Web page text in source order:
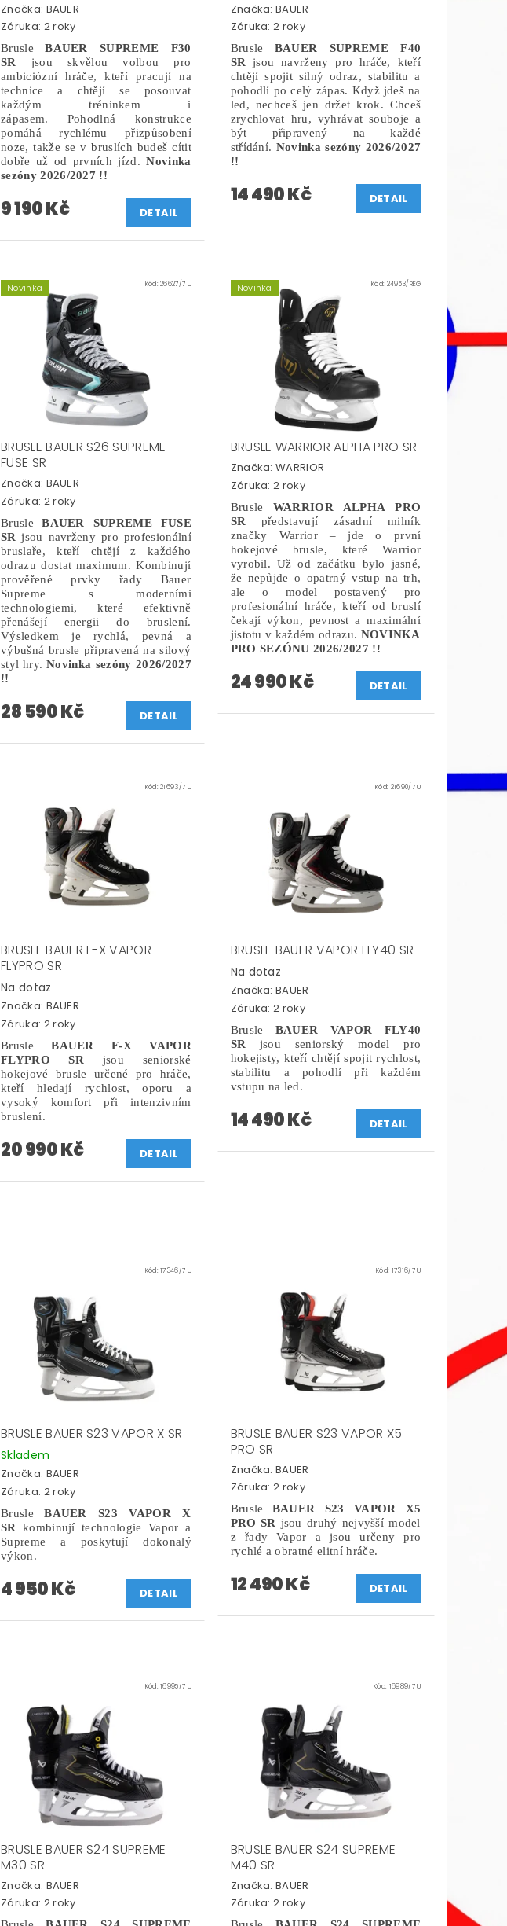
Značka: BAUER
Záruka: 2 roky
BrusleBAUER SUPREME F30
SR jsou skvělou volbou pro
ambiciózní hráče, kteří pracují na
technice a chtějí se posouvat
každým tréninkem i
zápasem. Pohodlná konstrukce
pomáhá rychlému přizpůsobení
noze, takže se v bruslích budeš cítit
dobře už od prvních jízd. Novinka
sezóny 2026/2027 !!
9 190 Kč DETAIL
Značka:BAUER
Záruka: 2 roky
Brusle BAUER SUPREME F40
SR jsou navrženy pro hráče, kteří
chtějí spojit silný odraz, stabilitu a
pohodlí po celý zápas. Když jdeš na
led, nechceš jen držet krok. Chceš
zrychlovat hru, vyhrávat souboje a
být připravený na každé
střídání. Novinka sezóny 2026/2027
!!
14 490 Kč DETAIL
Novinka Kód:26627/7 U
BRUSLE BAUER S26 SUPREME
FUSE SR
Značka: BAUER
Záruka: 2 roky
BrusleBAUER SUPREME FUSE
SR jsou navrženy pro profesionální
bruslaře, kteří chtějí z každého
odrazu dostat maximum. Kombinují
prověřené prvky řady Bauer
Supreme s moderními
technologiemi, které efektivně
přenášejí energii do bruslení.
Výsledkem je rychlá, pevná a
výbušná brusle připravená na silový
styl hry.Novinka sezóny 2026/2027
!!
28 590 Kč DETAIL
Novinka Kód: 24953/REG
BRUSLE WARRIOR ALPHA PRO SR
Značka:WARRIOR
Záruka: 2 roky
Brusle WARRIOR ALPHA PRO
SR představují zásadní milník
značky Warrior – jde o první
hokejové brusle, které Warrior
vyrobil. Už od začátku bylo jasné,
že nepůjde o opatrný vstup na trh,
ale o model postavený pro
profesionální hráče, kteří od bruslí
čekají výkon, pevnost a maximální
jistotu v každém odrazu. NOVINKA
PRO SEZÓNU 2026/2027 !!
24 990 Kč DETAIL
Kód:21693/7 U
BRUSLE BAUER F-X VAPOR
FLYPRO SR
Na dotaz
Značka: BAUER
Záruka: 2 roky
BrusleBAUER F-X VAPOR
FLYPRO SR jsou seniorské
hokejové brusle určené pro hráče,
kteří hledají rychlost, oporu a
vysoký komfort při intenzivním
bruslení.
20 990 Kč DETAIL
Kód: 21690/7 U
BRUSLE BAUER VAPOR FLY40 SR
Na dotaz
Značka:BAUER
Záruka: 2 roky
Brusle BAUER VAPOR FLY40
SR jsou seniorský model pro
hokejisty, kteří chtějí spojit rychlost,
stabilitu a pohodlí při každém
vstupu na led.
14 490 Kč DETAIL
Kód:17346/7 U
BRUSLE BAUER S23 VAPOR X SR
Skladem
Značka: BAUER
Záruka: 2 roky
BrusleBAUER S23 VAPOR X
SR
kombinují technologie Vapor a
Supreme a poskytují dokonalý
výkon.
4 950 Kč DETAIL
Kód: 17316/7 U
BRUSLE BAUER S23 VAPOR X5
PRO SR
Značka:BAUER
Záruka: 2 roky
Brusle BAUER S23 VAPOR X5
PRO SR jsou druhý nejvyšší model
z řady Vapor a jsou určeny pro
rychlé a obratné elitní hráče.
12 490 Kč DETAIL
Kód:16995/7 U
BRUSLE BAUER S24 SUPREME
M30 SR
Značka: BAUER
Záruka: 2 roky
Kód: 16989/7 U
BRUSLE BAUER S24 SUPREME
M40 SR
Značka:BAUER
Záruka: 2 roky